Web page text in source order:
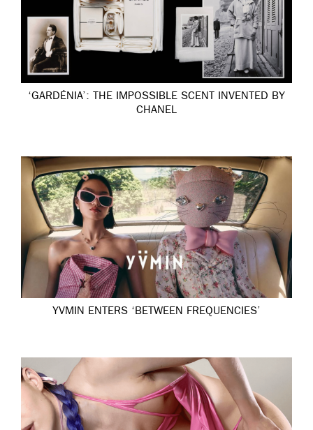
‘GARDÉNIA’: THE IMPOSSIBLE SCENT INVENTED BY
CHANEL
YVMIN ENTERS ‘BETWEEN FREQUENCIES’